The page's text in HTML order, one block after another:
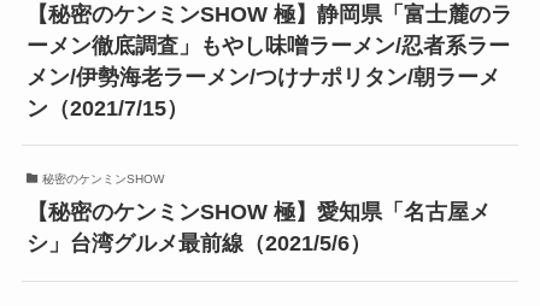
【秘密のケンミンSHOW 極】静岡県「富士麓のラ
ーメン徹底調査」もやし味噌ラーメン/忍者系ラー
メン/伊勢海老ラーメン/つけナポリタン/朝ラーメ
ン（2021/7/15）
秘密のケンミンSHOW
【秘密のケンミンSHOW 極】愛知県「名古屋メ
シ」台湾グルメ最前線（2021/5/6）